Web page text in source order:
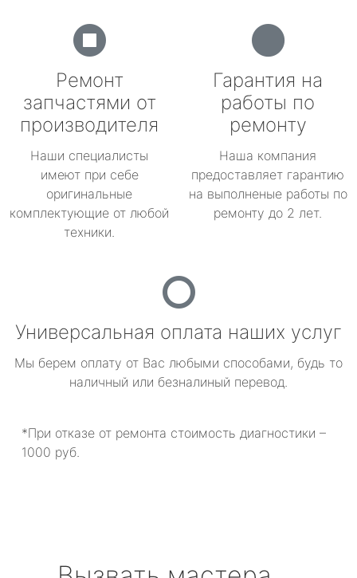
Ремонт
запчастями от
производителя
Наши специалисты
имеют при себе
оригинальные
комплектующие от любой
техники.
Гарантия на
работы по
ремонту
Наша компания
предоставляет гарантию
на выполненые работы по
ремонту до 2 лет.
Универсальная оплата наших услуг
Мы берем оплату от Вас любыми способами, будь то
наличный или безналиный перевод.
*При отказе от ремонта стоимость диагностики –
1000 руб.